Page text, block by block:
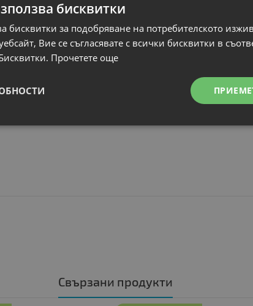
Свързани продукти
бисквитки
бисквитки за подобряване на потребителското
Вие се съгласявате с всички бисквитки в
Прочетете още